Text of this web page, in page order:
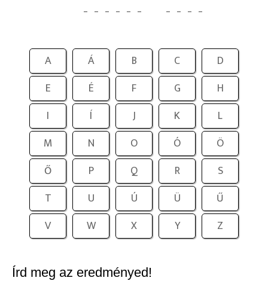
A Á B C
D
E
É F G
H
I
Í J K
L
M
N O Ó
Ö
Ő
P Q R
S
T
U Ú Ü
Ű
V
W X Y Z
Írd meg az eredményed!